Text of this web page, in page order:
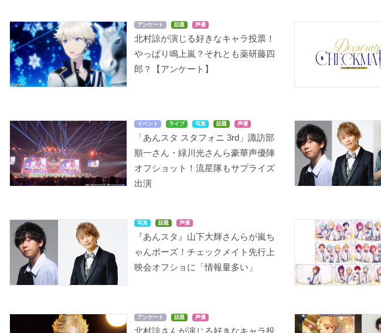
アンケート 話題 声優
北村諒が演じる好きなキャラ投票！
やっぱり鳴上嵐？それとも薬研藤四
郎？【アンケート】
イベント ライブ 写真 話題 声優
「あんスタ スタフォニ 3rd」諏訪部
順一さん・緑川光さんら豪華声優陣
オフショット！流星隊もサプライズ
出演
写真 話題 声優
『あんスタ』山下大輝さんらが嵐ち
ゃんポーズ！チェックメイト先行上
映会オフショに「情報量多い」
アンケート 話題 声優